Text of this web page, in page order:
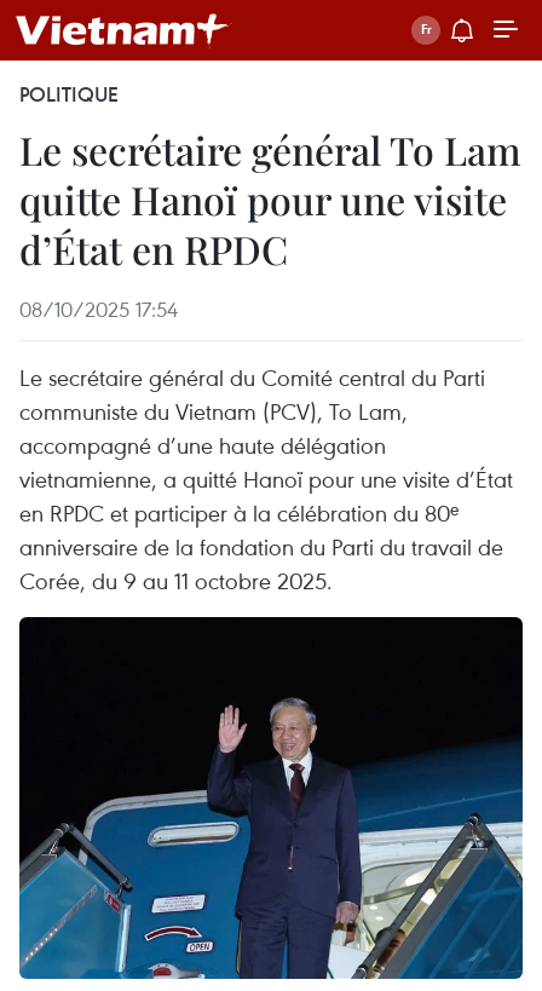
POLITIQUE
Le secrétaire général To Lam
quitte Hanoï pour une visite
d’État en RPDC
08/10/2025 17:54
Le secrétaire général du Comité central du Parti
communiste du Vietnam (PCV), To Lam,
accompagné d’une haute délégation
vietnamienne, a quitté Hanoï pour une visite d’État
en RPDC et participer à la célébration du 80ᵉ
anniversaire de la fondation du Parti du travail de
Corée, du 9 au 11 octobre 2025.